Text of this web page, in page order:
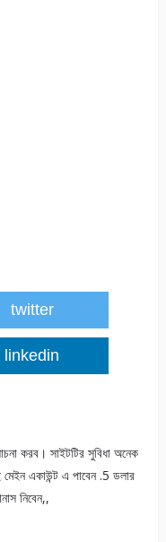
twitter
linkedin
করব। সাইটটির সুবিধা অনেক
একাউন্ট এ পাবেন .5 ডলার
নিবেন,,